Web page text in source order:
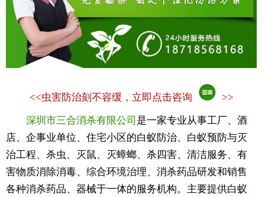
<<虫害防治刻不容缓，立即点击咨询 >>
深圳市三合消杀有限公司 是一家专业从事工厂、酒
店、企事业单位、住宅小区的白蚁防治、白蚁预防与灭
治工程、杀虫、灭鼠、灭蟑螂、杀四害、清洁服务、有
害物质消除消毒、综合环境治理、消杀药品研发和销售
各种消杀药品、器械于一体的服务机构。主要提供白蚁